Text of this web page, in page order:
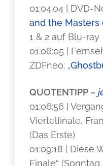
01:04:04 | DVD-
and the
1 & 2 auf Blu-ray
01:06:05 |
ZDFneo: „
QUOTENTIPP –
01:06:56 |
Viertelfinale,
(Das Erste)
01:09:18 | Diese
Finale“